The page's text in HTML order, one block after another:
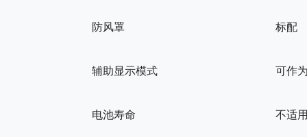
防风罩 标配
辅助显示模式 可作
电池寿命 不适